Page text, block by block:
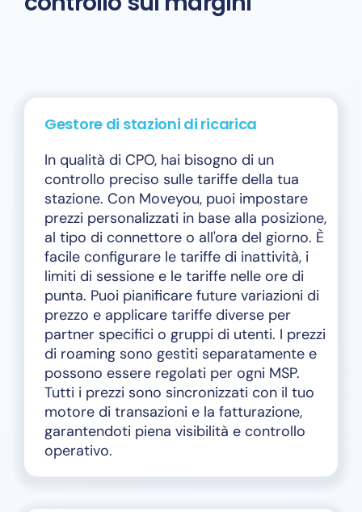
Gestore di stazioni di ricarica
In qualità di CPO, hai bisogno di un
controllo preciso sulle tariffe della tua
stazione. Con Moveyou, puoi impostare
prezzi personalizzati in base alla posizione,
al tipo di connettore o all'ora del giorno. È
facile configurare le tariffe di inattività, i
limiti di sessione e le tariffe nelle ore di
punta. Puoi pianificare future variazioni di
prezzo e applicare tariffe diverse per
partner specifici o gruppi di utenti. I prezzi
di roaming sono gestiti separatamente e
possono essere regolati per ogni MSP.
Tutti i prezzi sono sincronizzati con il tuo
motore di transazioni e la fatturazione,
garantendoti piena visibilità e controllo
operativo.